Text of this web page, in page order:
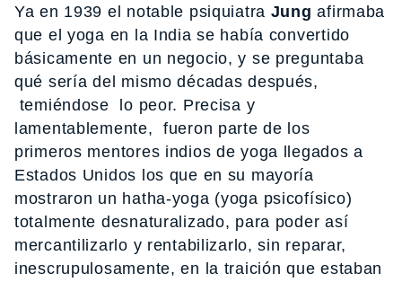
Ya en 1939 el notable psiquiatra Jung afirmaba
que el yoga en la India se había convertido
básicamente en un negocio, y se preguntaba
qué sería del mismo décadas después,
temiéndose lo peor. Precisa y
lamentablemente, fueron parte de los
primeros mentores indios de yoga llegados a
Estados Unidos los que en su mayoría
mostraron un hatha-yoga (yoga psicofísico)
totalmente desnaturalizado, para poder así
mercantilizarlo y rentabilizarlo, sin reparar,
inescrupulosamente, en la traición que estaban